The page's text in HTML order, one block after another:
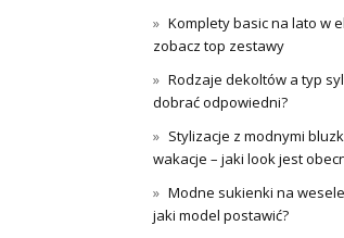
Komplety basic na lato w
zobacz top zestawy
Rodzaje dekoltów a typ
dobrać odpowiedni?
Stylizacje z modnymi
wakacje – jaki look jest
Modne sukienki na
jaki model postawić?